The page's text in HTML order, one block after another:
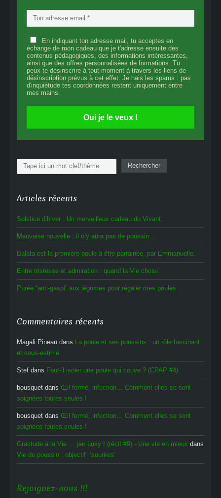
En indiquant ton adresse mail, tu acceptes en
échange de mon cadeau que je t'adresse ensuite des
contenus pédagogiques, des informations intéressantes,
ainsi que des offres personnalisées de formations. Tu
peux te désinscrire à tout moment à travers les liens de
désinscription prévus à cet effet. Je hais les spams : pas
d'inquiétude tes coordonnées restent uniquement entre
mes mains.
Oui je le veux !
Rechercher Rechercher
Articles récents
Solstice d’hiver : Un merveilleux cadeau du Vivant
Mauvaise nouvelle : il n’y aura pas de poussin…
Balata est la première poule à être parrainée, par Emmanuelle.
Entre tristesse et admiration : quand la Vie choisi.
Purée “anti-gaspi” aux légumes pour régaler mes poules
Commentaires récents
Magali Pineau dans La poule et ses poussins : un rôle fascinant
et sous-estimé
Stef dans Faut-il isoler une poule qui couve ? (CPAP #4)
bousquet dans Œil fermé, infection… Comment elles se sont
soignées toutes seules !
bousquet dans Œil fermé, infection… Comment elles se sont
soignées toutes seules !
Gratitude à la Vie ... par Luky ! (récit #9) - Une vie en mieux dans
Vie de poussin : objectif ‘sourires’
Rejoignez-nous !!!